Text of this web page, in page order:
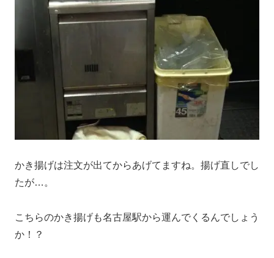
かき揚げは注文が出てからあげてますね。揚げ直しでし
たが…。
こちらのかき揚げも名古屋駅から運んでくるんでしょう
か！？